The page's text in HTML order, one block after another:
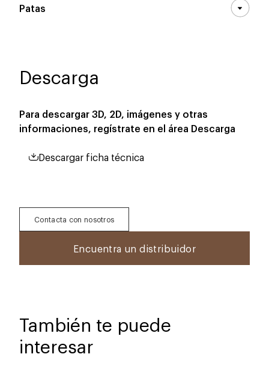
Patas
Descarga
Para descargar 3D, 2D, imágenes y otras
informaciones, regístrate en el área Descarga
Descargar ficha técnica
Contacta con nosotros
Encuentra un distribuidor
También te puede
interesar